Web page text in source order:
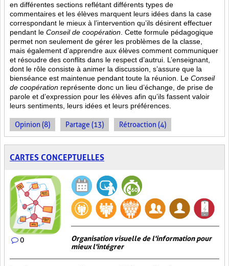
en différentes sections reflétant différents types de
commentaires et les élèves marquent leurs idées dans la case
correspondant le mieux à l’intervention qu’ils désirent effectuer
pendant le Conseil de coopération . Cette formule pédagogique
permet non seulement de gérer les problèmes de la classe,
mais également d’apprendre aux élèves comment communiquer
et résoudre des conflits dans le respect d’autrui. L’enseignant,
dont le rôle consiste à animer la discussion, s’assure que la
bienséance est maintenue pendant toute la réunion. Le Conseil
de coopération représente donc un lieu d’échange, de prise de
parole et d’expression pour les élèves afin qu’ils fassent valoir
leurs sentiments, leurs idées et leurs préférences.
Opinion (8) Partage (13) Rétroaction (4)
CARTES CONCEPTUELLES
0
Organisation visuelle de l'information pour
mieux l'intégrer